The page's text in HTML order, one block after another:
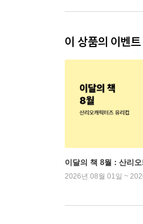
이 상품의 이벤트
이달의 책 8월 : 산리
2026년 08월 01일 ~